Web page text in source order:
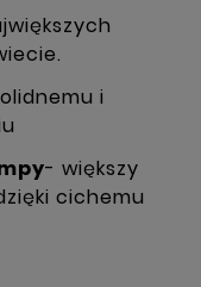
i
- większy
cichemu